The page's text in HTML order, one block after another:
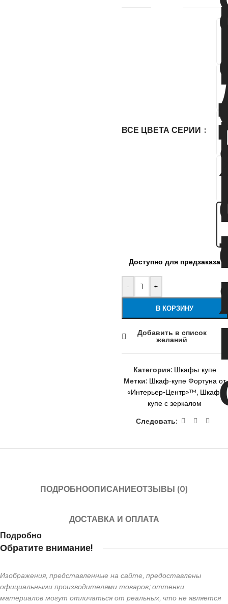
ВСЕ ЦВЕТА СЕРИИ
Доступно для предзаказа
- +
В КОРЗИНУ
Добавить в список
желаний
Категория: Шкафы-купе
Метки: Шкаф-купе Фортуна от
«Интерьер-Центр»™, Шкаф-
купе с зеркалом
Следовать:
ПОДРОБНООПИСАНИЕОТЗЫВЫ (0)
ДОСТАВКА И ОПЛАТА
Подробно
Обратите внимание!
Изображения, представленные на сайте, предоставлены
официальными производителями товаров; оттенки
материалов могут отличаться от реальных, что не является